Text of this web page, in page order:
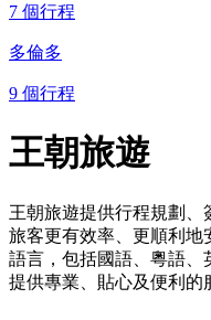
7 個行程
多倫多
9 個行程
王朝旅遊
王朝旅遊提供行程規劃、
旅客更有效率、更順利地
語言，包括國語、粵語、
提供專業、貼心及便利的